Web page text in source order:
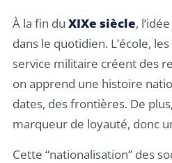
À la fin du XIXe siècle,
dans le quotidien. L’école,
service militaire créent des
on apprend une histoire
dates, des frontières. De
marqueur de loyauté, donc
Cette “nationalisation” des